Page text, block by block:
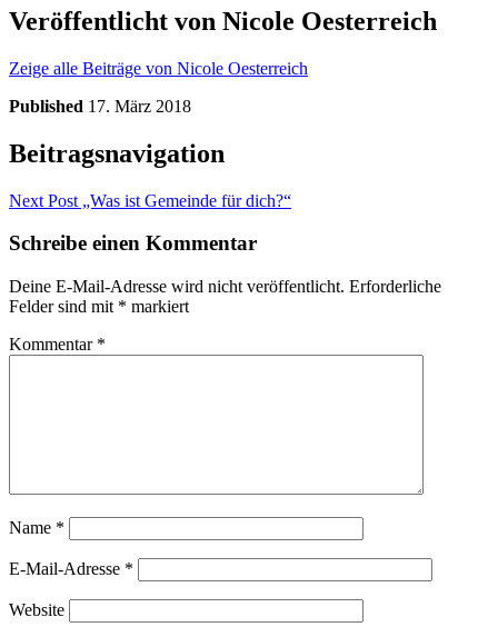
Veröffentlicht von Nicole Oesterreich
Zeige alle Beiträge von Nicole Oesterreich
Published 17. März 2018
Beitragsnavigation
Next Post „Was ist Gemeinde für dich?“
Schreibe einen Kommentar
Deine E-Mail-Adresse wird nicht veröffentlicht. Erforderliche
Felder sind mit * markiert
Kommentar *
Name *
E-Mail-Adresse *
Website